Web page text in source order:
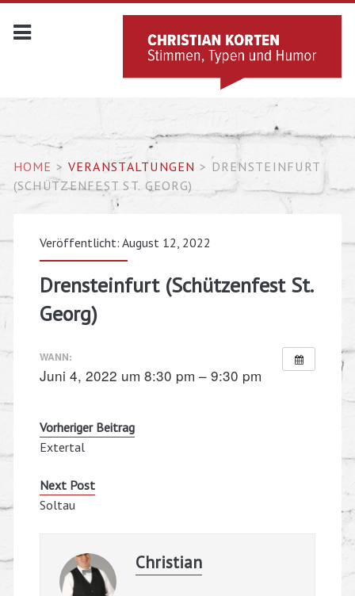
HOME > VERANSTALTUNGEN > DRENSTEINFURT
(SCHÜTZENFEST ST. GEORG)
Veröffentlicht: August 12, 2022
Drensteinfurt (Schützenfest St.
Georg)
WANN:
Juni 4, 2022 um 8:30 pm – 9:30 pm
Vorheriger Beitrag
Extertal
Next Post
Soltau
Christian